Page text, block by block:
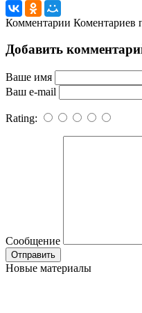
Комментарии Коментариев
Добавить
Ваше имя
Ваш e-mail
Rating:
Сообщение
Новые материалы